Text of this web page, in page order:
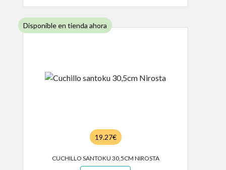
Disponible en tienda ahora
19.27€
CUCHILLO SANTOKU 30,5CM NIROSTA